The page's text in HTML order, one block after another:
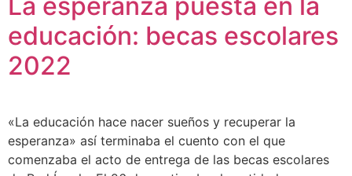
educación: becas escolares
2022
«La educación hace nacer sueños y recuperar la
esperanza» así terminaba el cuento con el que
comenzaba el acto de entrega de las becas escolares